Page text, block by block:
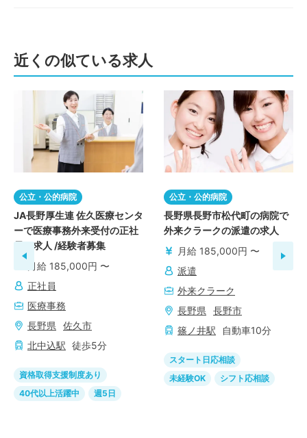
近くの似ている求人
公立・公的病院
JA長野厚生連 佐久医療センタ
ーで医療事務外来受付の正社
員の求人 /経験者募集
月給 185,000円 〜
正社員
医療事務
長野県
佐久市
北中込駅 徒歩5分
資格取得支援制度あり
40代以上活躍中
週5日
公立・公的病院
長野県長野市松代町の病院で
外来クラークの派遣の求人
月給 185,000円 〜
派遣
外来クラーク
長野県
長野市
篠ノ井駅 自動車10分
スタート日応相談
未経験OK
シフト応相談